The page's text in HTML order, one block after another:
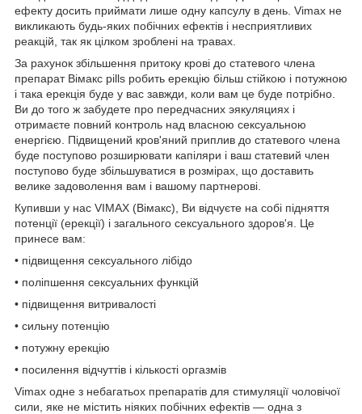
ефекту досить приймати лише одну капсулу в день. Vimax не
викликають будь-яких побічних ефектів і несприятливих
реакцій, так як цілком зроблені на травах.
За рахунок збільшення притоку крові до статевого члена
препарат Вімакс pills робить ерекцію більш стійкою і потужною
і така ерекція буде у вас завжди, коли вам це буде потрібно.
Ви до того ж забудете про передчасних эякуляциях і
отримаєте повний контроль над власною сексуальною
енергією. Підвищений кров'яний приплив до статевого члена
буде поступово розширювати капіляри і ваш статевий член
поступово буде збільшуватися в розмірах, що доставить
велике задоволення вам і вашому партнерові.
Купивши у нас VIMAX (Вімакс), Ви відчуєте на собі підняття
потенції (ерекції) і загального сексуального здоров'я. Це
принесе вам:
• підвищення сексуального лібідо
• поліпшення сексуальних функцій
• підвищення витривалості
• сильну потенцію
• потужну ерекцію
• посилення відчуттів і кількості оргазмів
Vimax одне з небагатьох препаратів для стимуляції чоловічої
сили, яке не містить ніяких побічних ефектів ― одна з